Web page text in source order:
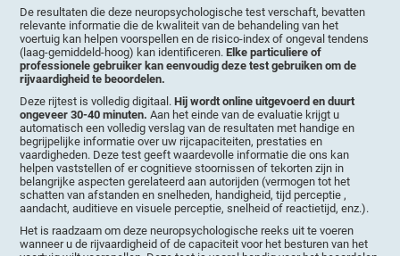
De resultaten die deze neuropsychologische test verschaft, bevatten
relevante informatie die de kwaliteit van de behandeling van het
voertuig kan helpen voorspellen en de risico-index of ongeval tendens
(laag-gemiddeld-hoog) kan identificeren.Elke particuliere of
professionele gebruiker kan eenvoudig deze test gebruiken om de
rijvaardigheid te beoordelen.
Deze rijtest is volledig digitaal.Hij wordt online uitgevoerd en duurt
ongeveer 30-40 minuten. Aan het einde van de evaluatie krijgt u
automatisch een volledig verslag van de resultaten met handige en
begrijpelijke informatie over uw rijcapaciteiten, prestaties en
vaardigheden. Deze test geeft waardevolle informatie die ons kan
helpen vaststellen of er cognitieve stoornissen of tekorten zijn in
belangrijke aspecten gerelateerd aan autorijden (vermogen tot het
schatten van afstanden en snelheden, handigheid, tijd perceptie ,
aandacht, auditieve en visuele perceptie, snelheid of reactietijd, enz.).
Het is raadzaam om deze neuropsychologische reeks uit te voeren
wanneer u de rijvaardigheid of de capaciteit voor het besturen van het